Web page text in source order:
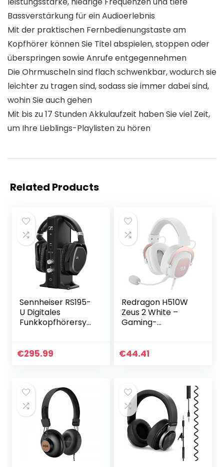
Bassverstärkung für ein Audioerlebnis
Mit der praktischen Fernbedienungstaste am
Kopfhörer können Sie Titel abspielen, stoppen oder
überspringen sowie Anrufe entgegennehmen
Die Ohrmuscheln sind flach schwenkbar, wodurch sie
leichter zu tragen sind, sodass sie immer dabei sind,
wohin Sie auch gehen
Mit bis zu 17 Stunden Akkulaufzeit haben Sie viel Zeit,
um Ihre Lieblings-Playlisten zu hören
Related Products
Sennheiser RS195-
U Digitales
Funkkopfhörersyst
€295.99
Redragon H510W
Zeus 2 White –
Gaming-
Headset – High
€44.41